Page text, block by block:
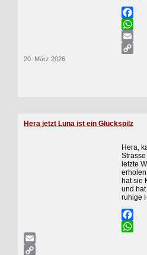
Email
Copy
20. März 2026
Hera jetzt Luna ist ein Glückspilz
Hera,
letzte
hat sie
und
ruhige
WhatsApp
Email